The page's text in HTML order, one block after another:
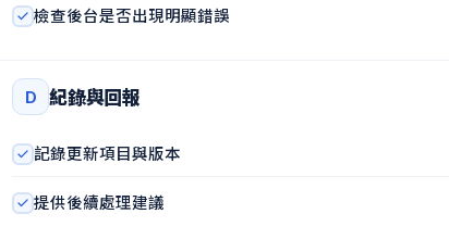
檢查後台是否出現明顯錯誤
D 紀錄與回報
記錄更新項目與版本
提供後續處理建議